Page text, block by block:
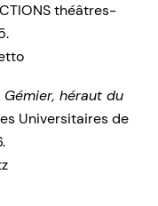
théâtres-
Gémier, héraut du
Universitaires de